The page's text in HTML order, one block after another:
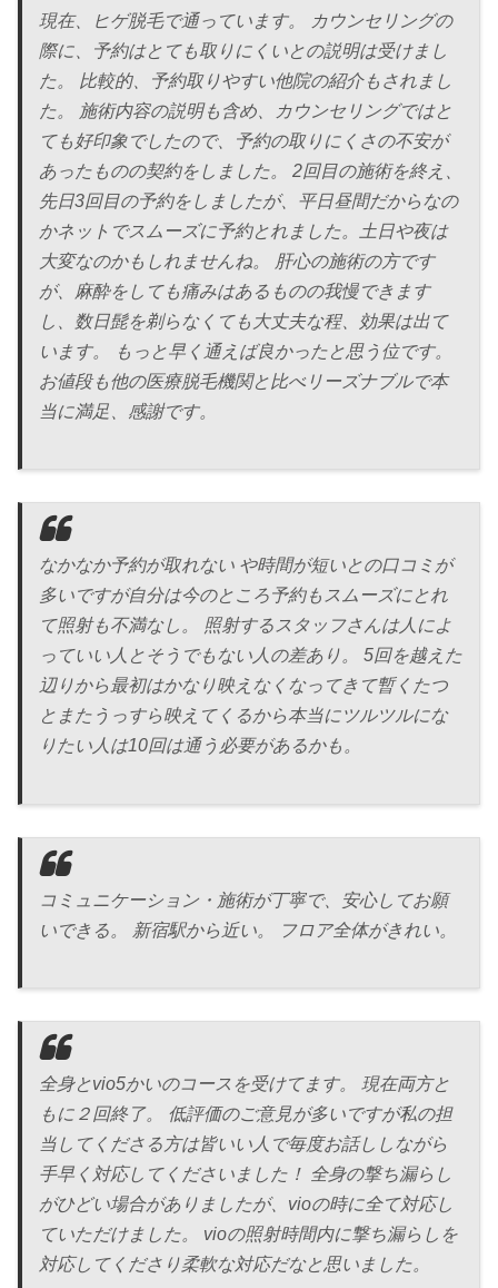
現在、ヒゲ脱毛で通っています。 カウンセリングの
際に、予約はとても取りにくいとの説明は受けまし
た。 比較的、予約取りやすい他院の紹介もされまし
た。 施術内容の説明も含め、カウンセリングではと
ても好印象でしたので、予約の取りにくさの不安が
あったものの契約をしました。 2回目の施術を終え、
先日3回目の予約をしましたが、平日昼間だからなの
かネットでスムーズに予約とれました。土日や夜は
大変なのかもしれませんね。 肝心の施術の方です
が、麻酔をしても痛みはあるものの我慢できます
し、数日髭を剃らなくても大丈夫な程、効果は出て
います。 もっと早く通えば良かったと思う位です。
お値段も他の医療脱毛機関と比べリーズナブルで本
当に満足、感謝です。
なかなか予約が取れない や時間が短いとの口コミが
多いですが自分は今のところ予約もスムーズにとれ
て照射も不満なし。 照射するスタッフさんは人によ
っていい人とそうでもない人の差あり。 5回を越えた
辺りから最初はかなり映えなくなってきて暫くたつ
とまたうっすら映えてくるから本当にツルツルにな
りたい人は10回は通う必要があるかも。
コミュニケーション・施術が丁寧で、安心してお願
いできる。 新宿駅から近い。 フロア全体がきれい。
全身とvio5かいのコースを受けてます。 現在両方と
もに２回終了。 低評価のご意見が多いですが私の担
当してくださる方は皆いい人で毎度お話ししながら
手早く対応してくださいました！ 全身の撃ち漏らし
がひどい場合がありましたが、vioの時に全て対応し
ていただけました。 vioの照射時間内に撃ち漏らしを
対応してくださり柔軟な対応だなと思いました。